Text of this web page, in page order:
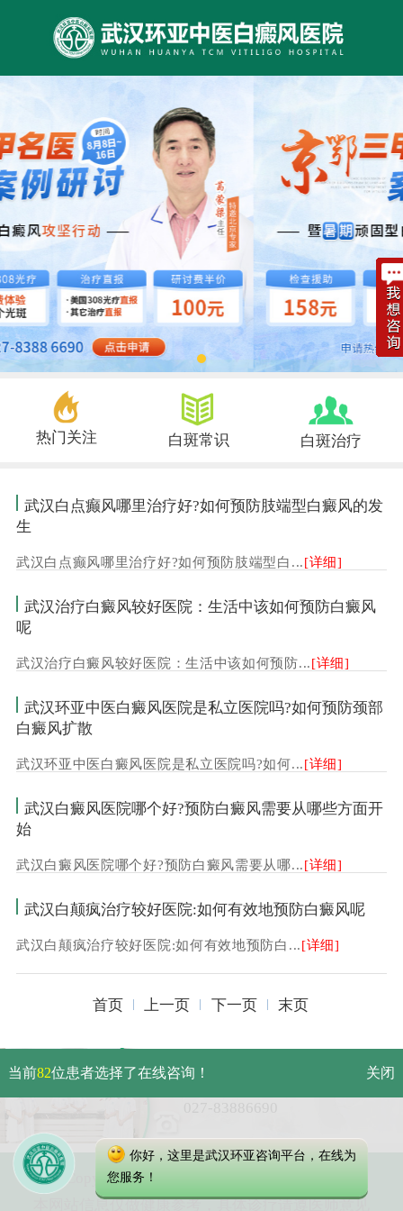
热门关注 白斑常识 白斑治疗
武汉白点癫风哪里治疗好?如何预防肢端型白癜风的发
生
武汉白点癫风哪里治疗好?如何预防肢端型白...[详细]
武汉治疗白癜风较好医院：生活中该如何预防白癜风
呢
武汉治疗白癜风较好医院：生活中该如何预防...[详细]
武汉环亚中医白癜风医院是私立医院吗?如何预防颈部
白癜风扩散
武汉环亚中医白癜风医院是私立医院吗?如何...[详细]
武汉白癜风医院哪个好?预防白癜风需要从哪些方面开
始
武汉白癜风医院哪个好?预防白癜风需要从哪...[详细]
武汉白颠疯治疗较好医院:如何有效地预防白癜风呢
武汉白颠疯治疗较好医院:如何有效地预防白...[详细]
首页 上一页 下一页 末页
武汉市硚口区解放大道479号
Copyright 2025 武汉环亚中医白癜风医院
本网站信息仅做健康参考，具体诊疗请遵医师意见
当前82位患者选择了在线咨询！ 关闭
你好，这里是武汉环亚咨询平台，在线为
您服务！